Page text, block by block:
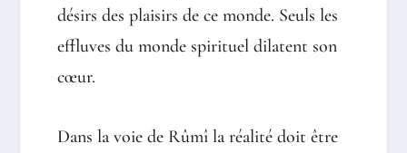
désirs des plaisirs de ce monde. Seuls les
effluves du monde spirituel dilatent son
cœur.
Dans la voie de Rûmî la réalité doit être